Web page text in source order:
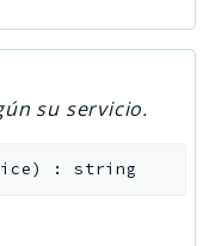
su servicio.
) :string